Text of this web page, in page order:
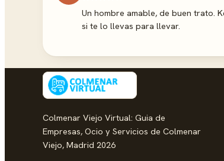
Un hombre amable, de buen trato.
si te lo llevas para llevar.
Colmenar Viejo Virtual: Guia de
Empresas, Ocio y Servicios de Colmenar
Viejo, Madrid 2026